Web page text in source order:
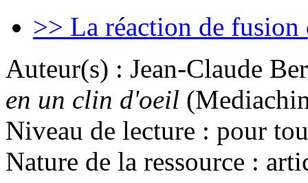
>> La réaction de
Auteur(s) : Jean-Claude
en un clin d'oeil
Niveau de lecture : pour
Nature de la ressource :